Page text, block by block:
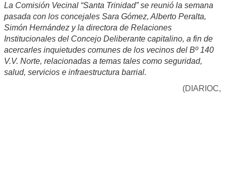
La Comisión Vecinal “Santa Trinidad” se reunió la semana
pasada con los concejales Sara Gómez, Alberto Peralta,
Simón Hernández y la directora de Relaciones
Institucionales del Concejo Deliberante capitalino, a fin de
acercarles inquietudes comunes de los vecinos del Bº 140
V.V. Norte, relacionadas a temas tales como seguridad,
salud, servicios e infraestructura barrial.
(DIARIOC,